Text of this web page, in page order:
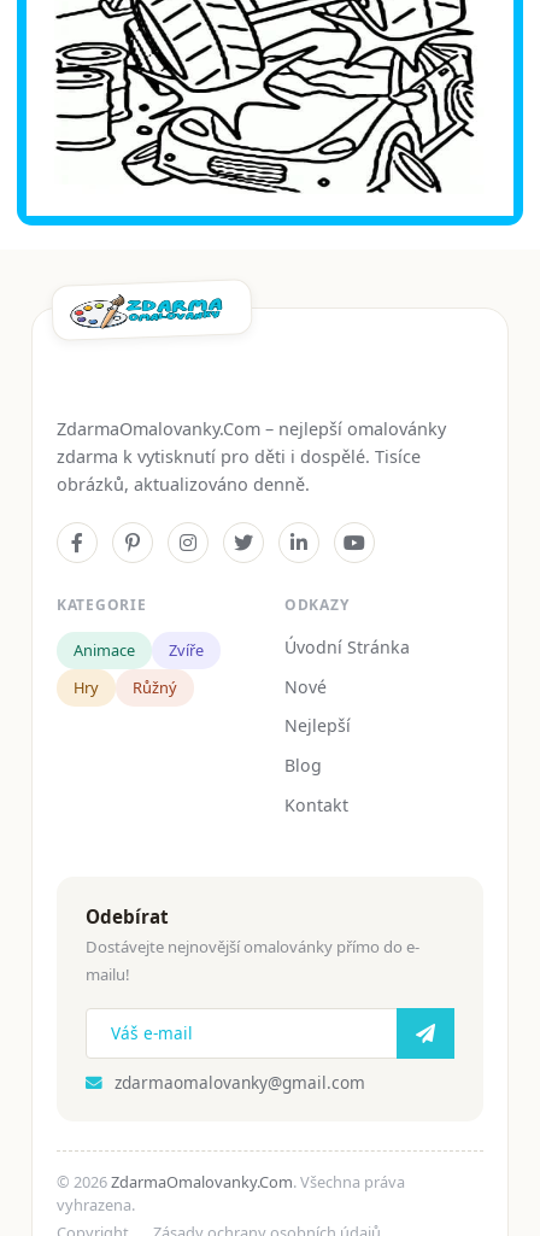
ZdarmaOmalovanky.Com – nejlepší omalovánky
zdarma k vytisknutí pro děti i dospělé. Tisíce
obrázků, aktualizováno denně.
KATEGORIE
Animace
Zvíře
Hry
Růžný
ODKAZY
Úvodní Stránka
Nové
Nejlepší
Blog
Kontakt
Odebírat
Dostávejte nejnovější omalovánky přímo do e-
mailu!
zdarmaomalovanky@gmail.com
© 2026ZdarmaOmalovanky.Com. Všechna práva
vyhrazena.